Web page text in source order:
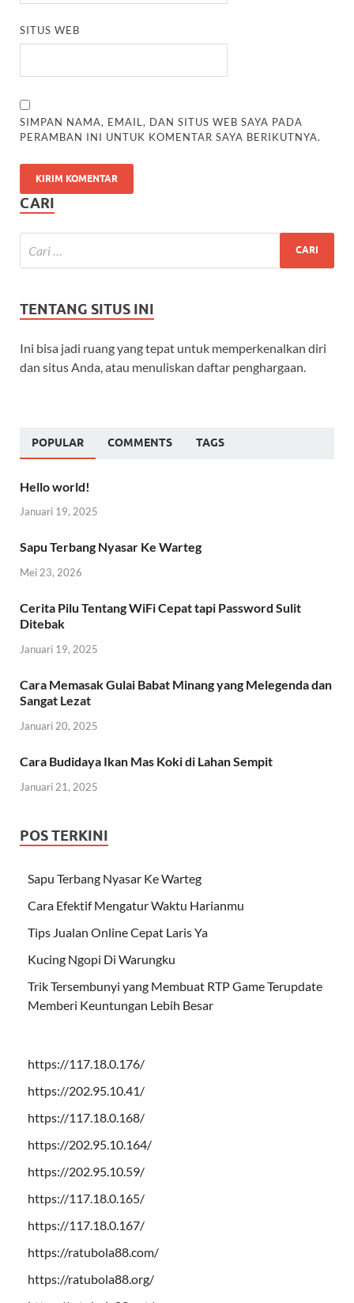
SITUS WEB
SIMPAN NAMA, EMAIL, DAN SITUS WEB SAYA PADA
PERAMBAN INI UNTUK KOMENTAR SAYA BERIKUTNYA.
CARI
TENTANG SITUS INI
Ini bisa jadi ruang yang tepat untuk memperkenalkan diri
dan situs Anda, atau menuliskan daftar penghargaan.
POPULAR COMMENTS TAGS
Hello world!
Januari 19, 2025
Sapu Terbang Nyasar Ke Warteg
Mei 23, 2026
Cerita Pilu Tentang WiFi Cepat tapi Password Sulit
Ditebak
Januari 19, 2025
Cara Memasak Gulai Babat Minang yang Melegenda dan
Sangat Lezat
Januari 20, 2025
Cara Budidaya Ikan Mas Koki di Lahan Sempit
Januari 21, 2025
POS TERKINI
Sapu Terbang Nyasar Ke Warteg
Cara Efektif Mengatur Waktu Harianmu
Tips Jualan Online Cepat Laris Ya
Kucing Ngopi Di Warungku
Trik Tersembunyi yang Membuat RTP Game Terupdate
Memberi Keuntungan Lebih Besar
https://117.18.0.176/
https://202.95.10.41/
https://117.18.0.168/
https://202.95.10.164/
https://202.95.10.59/
https://117.18.0.165/
https://117.18.0.167/
https://ratubola88.com/
https://ratubola88.org/